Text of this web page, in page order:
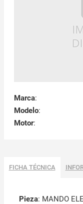
Marca:
Modelo:
Motor:
FICHA TÉCNICA
Pieza: MANDO